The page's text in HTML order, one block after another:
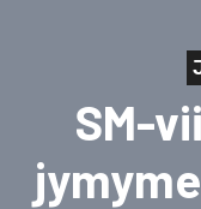
SM-